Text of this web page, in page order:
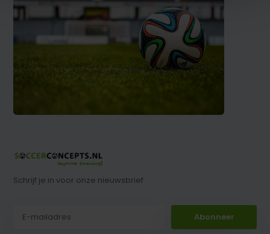
Schrijf je in voor onze nieuwsbrief
Abonneer